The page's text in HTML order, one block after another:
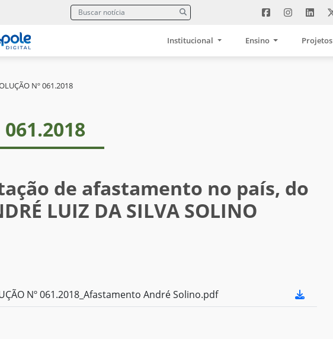
Institucional Ensino Projetos
Nº 061.2018
061.2018
de afastamento no país, do
LUIZ DA SILVA SOLINO
Nº 061.2018_Afastamento André Solino.pdf